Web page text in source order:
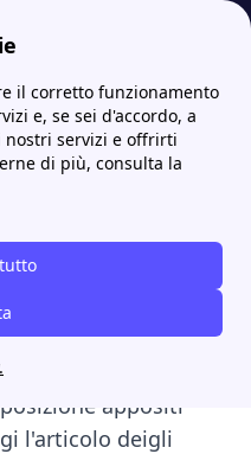
il corretto funzionamento
e, se sei d'accordo, a
servizi e offrirti
di più, consulta la
Rabona mobile reclami: come effettuare un reclamo
reclami:
un
gestori telefonici più
in Italia, tuttavia,
per i quali
appositi
l'articolo deigli